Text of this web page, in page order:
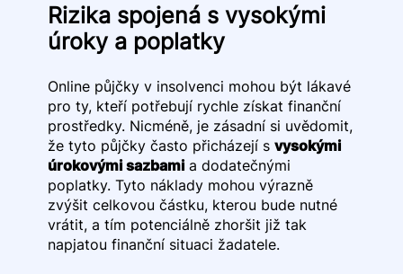
Rizika spojená s vysokými
úroky a poplatky
Online půjčky v insolvenci mohou být lákavé
pro ty, kteří potřebují rychle získat finanční
prostředky. Nicméně, je zásadní si uvědomit,
že tyto půjčky často přicházejí s vysokými
úrokovými sazbamia dodatečnými
poplatky. Tyto náklady mohou výrazně
zvýšit celkovou částku, kterou bude nutné
vrátit, a tím potenciálně zhoršit již tak
napjatou finanční situaci žadatele.